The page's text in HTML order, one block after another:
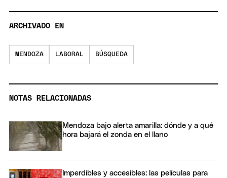
ARCHIVADO EN
MENDOZA LABORAL BÚSQUEDA
NOTAS RELACIONADAS
Mendoza bajo alerta amarilla: dónde y a qué
hora bajará el zonda en el llano
Imperdibles y accesibles: las películas para